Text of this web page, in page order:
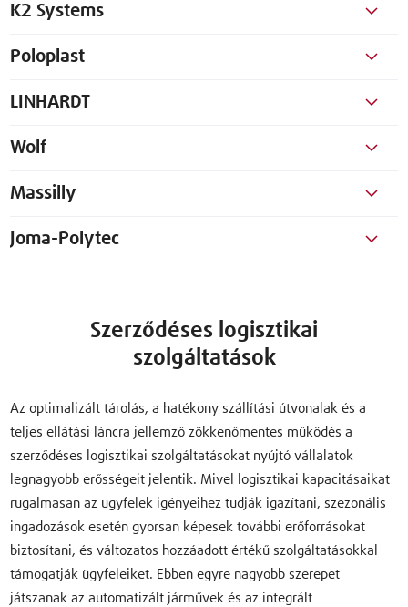
K2 Systems
Poloplast
LINHARDT
Wolf
Massilly
Joma-Polytec
Szerződéses logisztikai
szolgáltatások
Az optimalizált tárolás, a hatékony szállítási útvonalak és a
teljes ellátási láncra jellemző zökkenőmentes működés a
szerződéses logisztikai szolgáltatásokat nyújtó vállalatok
legnagyobb erősségeit jelentik. Mivel logisztikai kapacitásaikat
rugalmasan az ügyfelek igényeihez tudják igazítani, szezonális
ingadozások esetén gyorsan képesek további erőforrásokat
biztosítani, és változatos hozzáadott értékű szolgáltatásokkal
támogatják ügyfeleiket. Ebben egyre nagyobb szerepet
játszanak az automatizált járművek és az integrált